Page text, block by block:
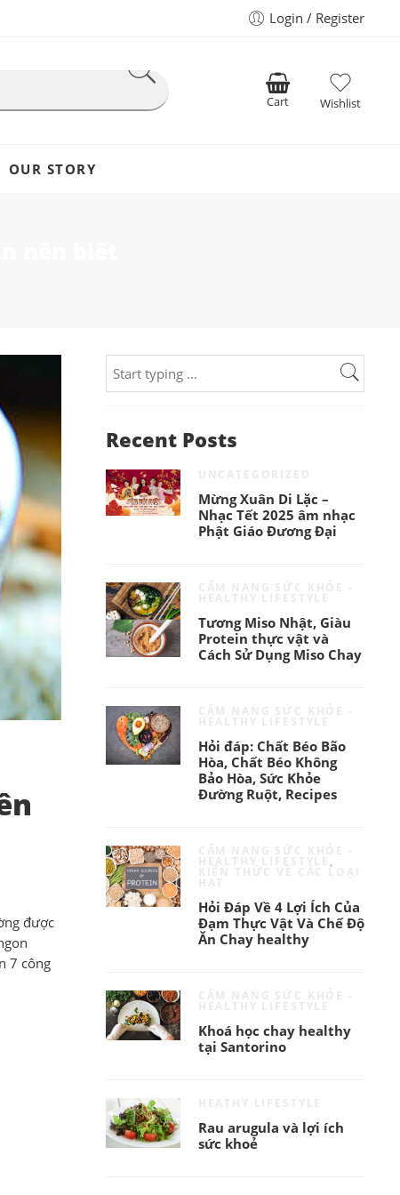
Login / Register
Cart Wishlist
OUR STORY
được
7 công
Recent Posts
Mừng Xuân Di Lặc –
Nhạc Tết 2025 âm nhạc
Phật Giáo Đương Đại
Tương Miso Nhật, Giàu
Protein thực vật và
Cách Sử Dụng Miso Chay
Hỏi đáp: Chất Béo Bão
Hòa, Chất Béo Không
Bảo Hòa, Sức Khỏe
Đường Ruột, Recipes
,
KIẾN THỨC VỀ CÁC LOẠI
Hỏi Đáp Về 4 Lợi Ích Của
Đạm Thực Vật Và Chế Độ
Ăn Chay healthy
Khoá học chay healthy
tại Santorino
Rau arugula và lợi ích
sức khoẻ